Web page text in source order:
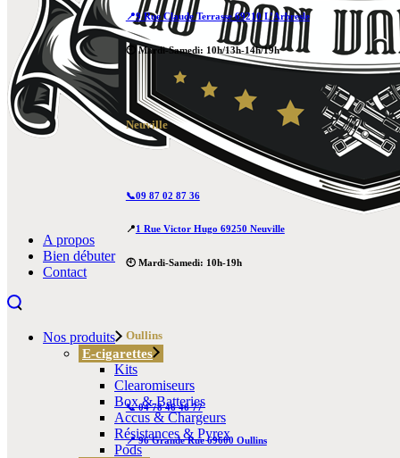
A propos
Bien débuter
Contact
Nos produits
E-cigarettes
Kits
Clearomiseurs
Box & Batteries
Accus & Chargeurs
Résistances & Pyrex
Pods
📍9 Rue Claude Terrasse 69210 L’Arbresle
🕙 Mardi-Samedi: 10h/13h-14h/19h
Neuville
📞09 87 02 87 36
📍1 Rue Victor Hugo 69250 Neuville
🕙 Mardi-Samedi: 10h-19h
Oullins
📞 04 78 46 46 77
📍 96 Grande Rue 69600 Oullins